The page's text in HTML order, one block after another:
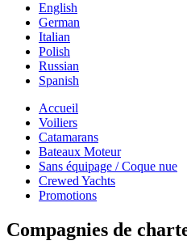
English
German
Italian
Polish
Russian
Spanish
Accueil
Voiliers
Catamarans
Bateaux Moteur
Sans équipage / Coque nue
Crewed Yachts
Promotions
Compagnies de